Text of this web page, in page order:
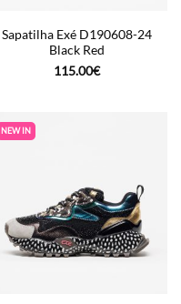
Sapatilha Exé D190608-24
Black Red
115.00€
NEW IN